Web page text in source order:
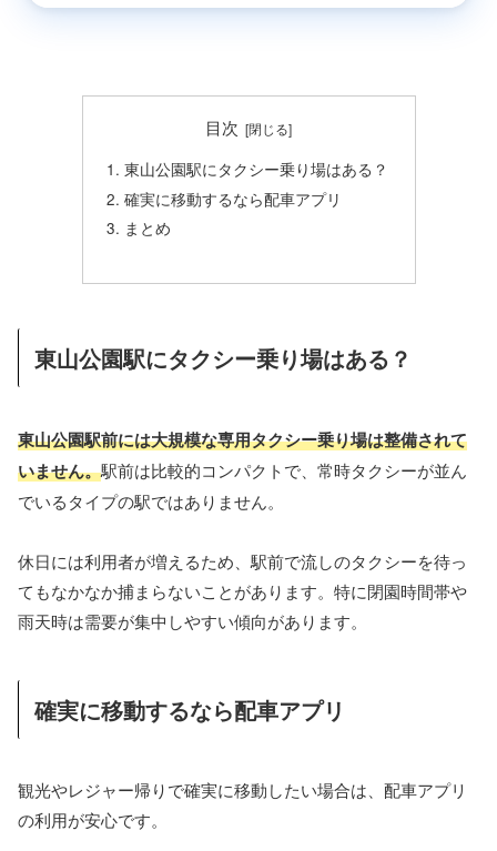
目次
東山公園駅にタクシー乗り場はある？
確実に移動するなら配車アプリ
まとめ
東山公園駅にタクシー乗り場はある？
東山公園駅前には大規模な専用タクシー乗り場は整備されて
いません。駅前は比較的コンパクトで、常時タクシーが並ん
でいるタイプの駅ではありません。
休日には利用者が増えるため、駅前で流しのタクシーを待っ
てもなかなか捕まらないことがあります。特に閉園時間帯や
雨天時は需要が集中しやすい傾向があります。
確実に移動するなら配車アプリ
観光やレジャー帰りで確実に移動したい場合は、配車アプリ
の利用が安心です。